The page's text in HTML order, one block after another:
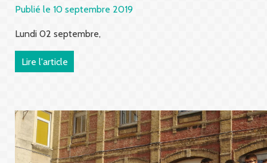
Publié le 10 septembre 2019
Lundi 02 septembre,
Lire l'article